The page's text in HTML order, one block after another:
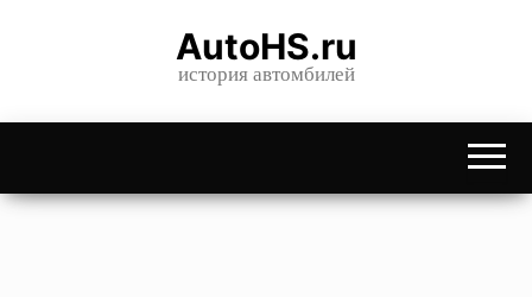
content
AutoHS.ru
история автомбилей